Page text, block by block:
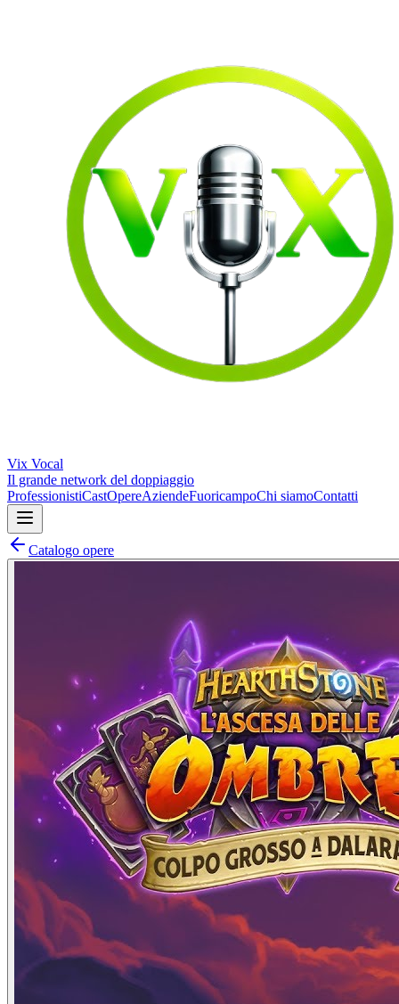
Vix Vocal
Il grande network del doppiaggio
ProfessionistiCastOpereAziendeFuoricampoChi siamoContatti
Catalogo opere